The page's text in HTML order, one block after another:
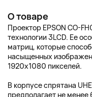
О товаре
Проектор EPSON CO-
технологии 3LCD. Ее
матриц, которые
насыщенных
1920x1080 пикселей.
В корпусе спрятана
предполагает не